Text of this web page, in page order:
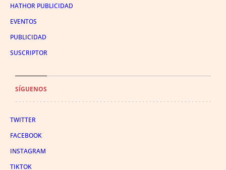
HATHOR PUBLICIDAD
EVENTOS
PUBLICIDAD
SUSCRIPTOR
SÍGUENOS
TWITTER
FACEBOOK
INSTAGRAM
TIKTOK